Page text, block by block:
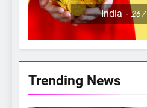
India 267
Trending News